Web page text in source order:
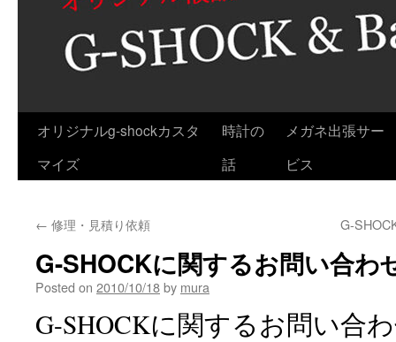
Skip
オリジナルg-shockカスタ
マイズ
時計の
話
メガネ出張サー
ビス
← 修理・見積り依頼 G-
G-SHOCKに関するお問い合わ
Posted on 2010/10/18by mura
G-SHOCKに関するお問い合